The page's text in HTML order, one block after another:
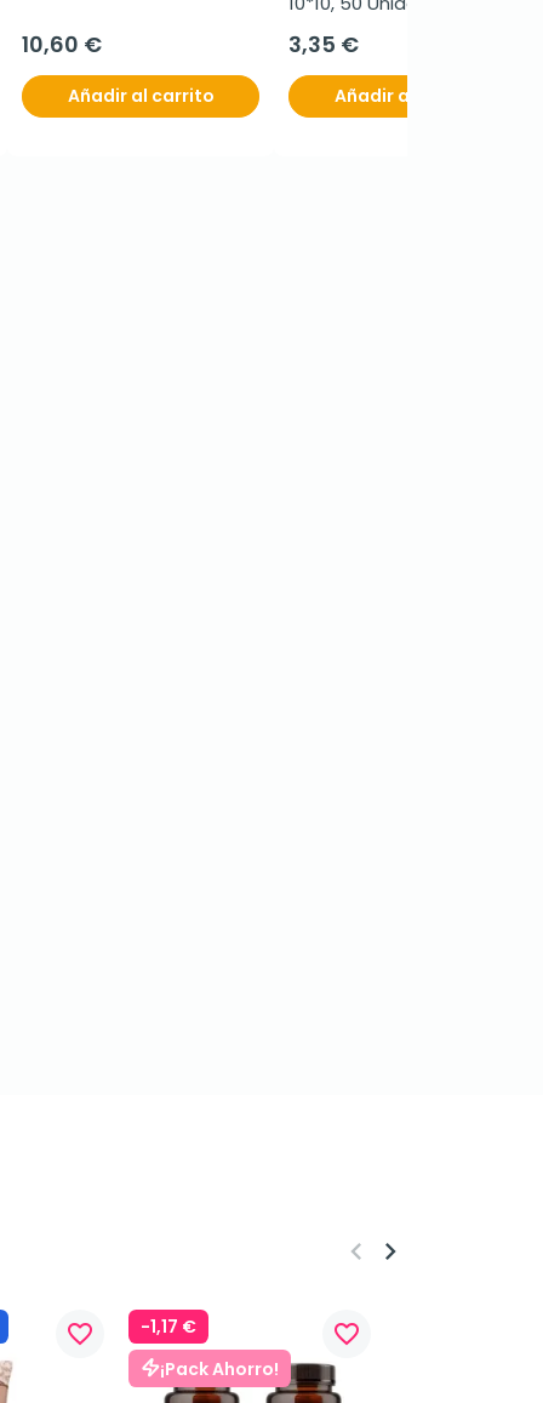
10,60 €
Añadir al carrito
3,35 €
Añadir al carrito
favorite_border
-1,17 €
¡Pack Ahorro!
favorite_border
keyboard_arrow_left keyboard_arrow_right